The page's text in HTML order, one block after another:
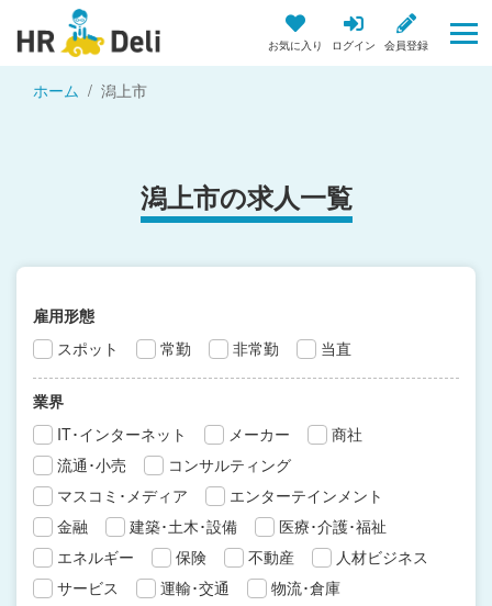
お気に入り ログイン 会員登録
ホーム 潟上市
潟上市の求人一覧
雇用形態
スポット
常勤 非常勤 当直
業界
IT･インターネット
メーカー
商社
流通･小売
コンサルティング
マスコミ･メディア
エンターテインメント
金融
建築･土木･設備
医療･介護･福祉
エネルギー
保険 不動産
人材ビジネス
サービス
運輸･交通
物流･倉庫